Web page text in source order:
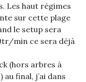
Les haut régimes
sur cette plage
le setup sera
min ce sera déjà
(hors arbres à
final, j’ai dans